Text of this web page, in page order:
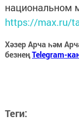
национальном
https://max.ru/
Хәзер Арча һәм
безнеңTelegram-
Теги: